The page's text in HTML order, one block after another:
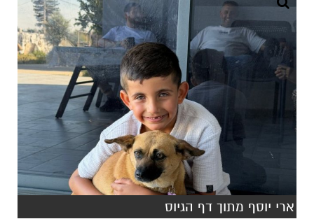
ארי יוסף מתוך דף הגיוס